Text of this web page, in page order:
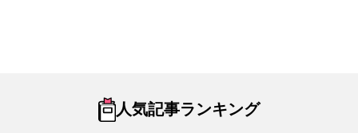
人気記事ランキング